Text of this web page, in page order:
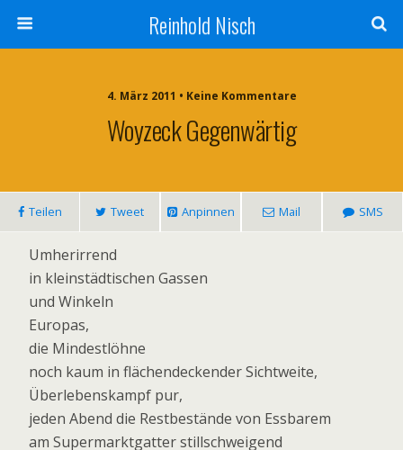
Reinhold Nisch
4. März 2011 • Keine Kommentare
Woyzeck Gegenwärtig
Teilen Tweet Anpinnen Mail SMS
Umherirrend
in kleinstädtischen Gassen
und Winkeln
Europas,
die Mindestlöhne
noch kaum in flächendeckender Sichtweite,
Überlebenskampf pur,
jeden Abend die Restbestände von Essbarem
am Supermarktgatter stillschweigend